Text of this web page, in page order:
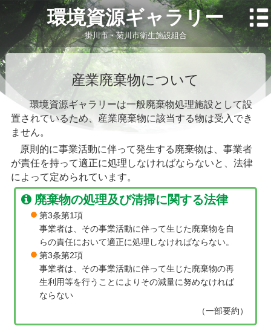
環境資源ギャラリー
掛川市・菊川市衛生施設組合
産業廃棄物について
環境資源ギャラリーは一般廃棄物処理施設として設
置されているため、産業廃棄物に該当する物は受入でき
ません。
原則的に事業活動に伴って発生する廃棄物は、事業者
が責任を持って適正に処理しなければならないと、法律
によって定められています。
廃棄物の処理及び清掃に関する法律
第3条第1項
事業者は、その事業活動に伴って生じた廃棄物を自
らの責任において適正に処理しなければならない。
第3条第2項
事業者は、その事業活動に伴って生じた廃棄物の再
生利用等を行うことによりその減量に努めなければ
ならない
（一部要約）